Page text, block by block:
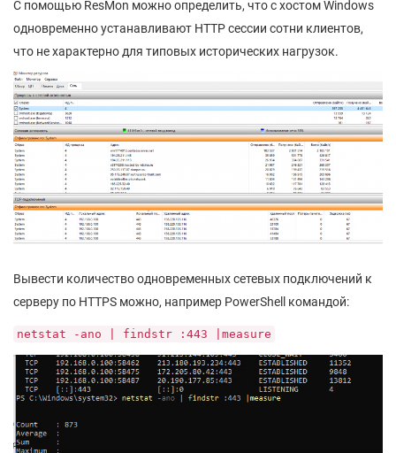
С помощью ResMon можно определить, что с хостом Windows
одновременно устанавливают HTTP сессии сотни клиентов,
что не характерно для типовых исторических нагрузок.
Вывести количество одновременных сетевых подключений к
серверу по HTTPS можно, например PowerShell командой:
netstat -ano | findstr :443 |measure